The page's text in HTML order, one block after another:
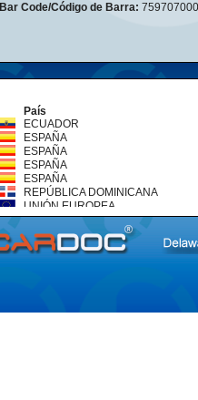
Bar Code/Código de Barra:
País
ECUADOR
ESPAÑA
ESPAÑA
ESPAÑA
ESPAÑA
REPÚBLICA DOMINICANA
UNIÓN EUROPEA
UNIÓN EUROPEA
UNIÓN EUROPEA
VENEZUELA